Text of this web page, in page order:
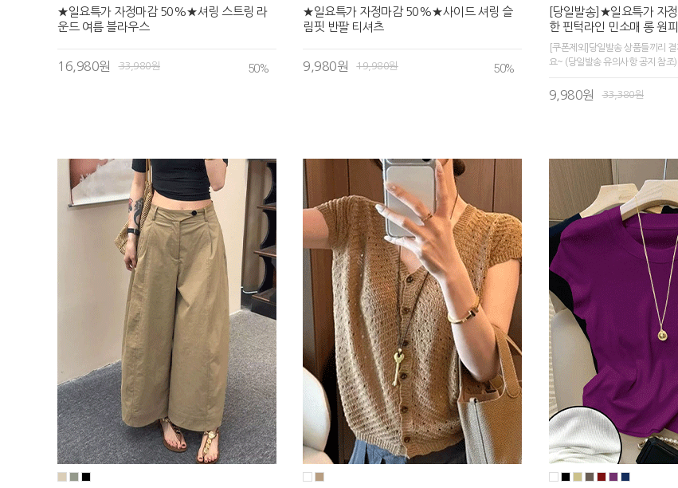
★일요특가 자정마감 50%★셔링 스트링 라
운드 여름 블라우스
16,980원 33,980원 50%
★일요특가 자정마감 50%★사이드 셔링 슬
림핏 반팔 티셔츠
9,980원 19,980원 50%
[당일발송]★일요특가 자
한 핀턱라인 민소매 롱 원
[쿠폰제외]당일발송 상품들끼리
요~ (당일발송 유의사항 공지 참조)
9,980원 33,380원